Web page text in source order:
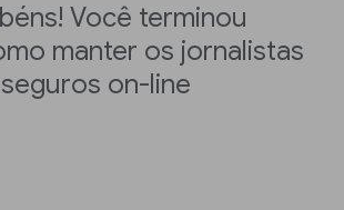
Você terminou
manter os jornalistas
seguros on-line